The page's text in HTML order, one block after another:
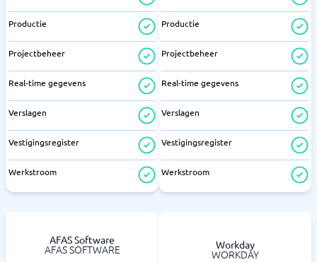
Productie
Projectbeheer
Real-time gegevens
Verslagen
Vestigingsregister
Werkstroom
Productie
Projectbeheer
Real-time gegevens
Verslagen
Vestigingsregister
Werkstroom
AFAS Software
AFAS SOFTWARE Workday
WORKDAY